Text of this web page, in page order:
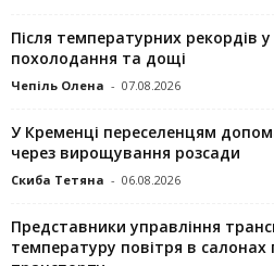
Після температурних рекордів у
похолодання та дощі
Чепіль Олена - 07.08.2026
У Кременці переселенцям
через вирощування розсади
Скиба Тетяна - 06.08.2026
Представники управління
температуру повітря в салонах